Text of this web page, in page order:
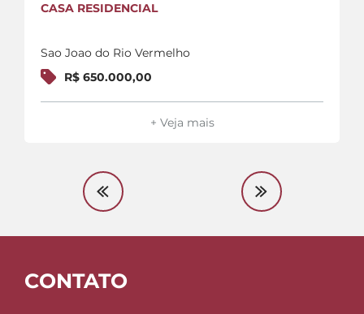
CASA RESIDENCIAL
Sao Joao do Rio Vermelho
R$ 650.000,00
+ Veja mais
CONTATO